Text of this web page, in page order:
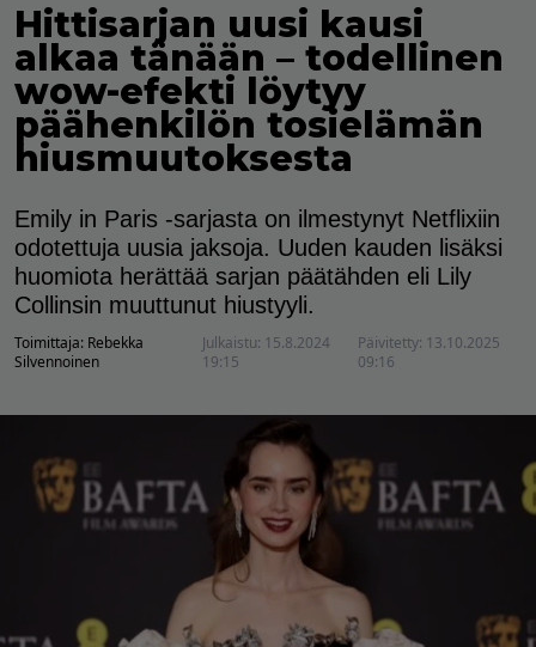
Hittisarjan uusi kausi
alkaa tänään – todellinen
wow-efekti löytyy
päähenkilön tosielämän
hiusmuutoksesta
Emily in Paris -sarjasta on ilmestynyt Netflixiin
odotettuja uusia jaksoja. Uuden kauden lisäksi
huomiota herättää sarjan päätähden eli Lily
Collinsin muuttunut hiustyyli.
Toimittaja: Rebekka
Silvennoinen
Julkaistu: 15.8.2024
19:15
Päivitetty: 13.10.2025
09:16